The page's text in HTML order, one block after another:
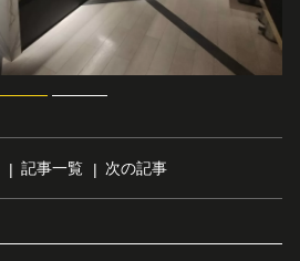
記事一覧 次の記事